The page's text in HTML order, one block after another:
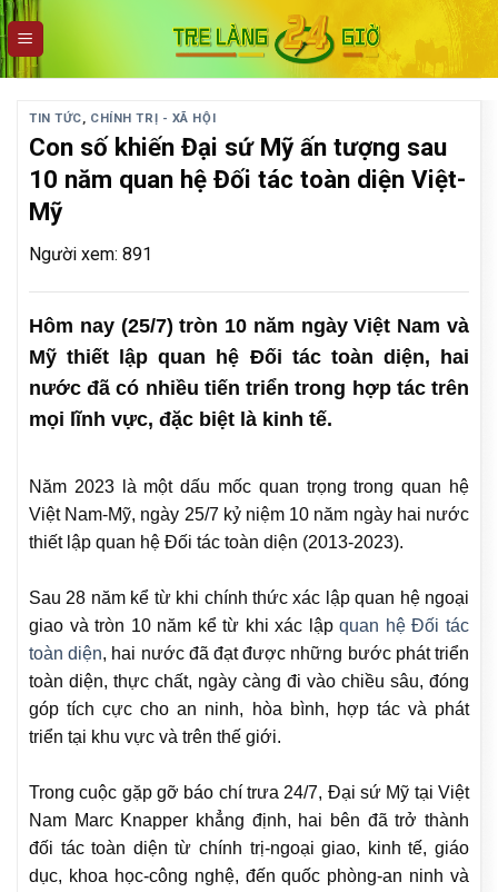
Skip
to
content
TIN TỨC, CHÍNH TRỊ - XÃ HỘI
Con số khiến Đại sứ Mỹ ấn tượng sau
10 năm quan hệ Đối tác toàn diện Việt-
Mỹ
Người xem: 891
Hôm nay (25/7) tròn 10 năm ngày Việt Nam và
Mỹ thiết lập quan hệ Đối tác toàn diện, hai
nước đã có nhiều tiến triển trong hợp tác trên
mọi lĩnh vực, đặc biệt là kinh tế.
Năm 2023 là một dấu mốc quan trọng trong quan hệ
Việt Nam-Mỹ, ngày 25/7 kỷ niệm 10 năm ngày hai nước
thiết lập quan hệ Đối tác toàn diện (2013-2023).
Sau 28 năm kể từ khi chính thức xác lập quan hệ ngoại
giao và tròn 10 năm kể từ khi xác lậpquan hệ Đối tác
toàn diện, hai nước đã đạt được những bước phát triển
toàn diện, thực chất, ngày càng đi vào chiều sâu, đóng
góp tích cực cho an ninh, hòa bình, hợp tác và phát
triển tại khu vực và trên thế giới.
Trong cuộc gặp gỡ báo chí trưa 24/7, Đại sứ Mỹ tại Việt
Nam Marc Knapper khẳng định, hai bên đã trở thành
đối tác toàn diện từ chính trị-ngoại giao, kinh tế, giáo
dục, khoa học-công nghệ, đến quốc phòng-an ninh và